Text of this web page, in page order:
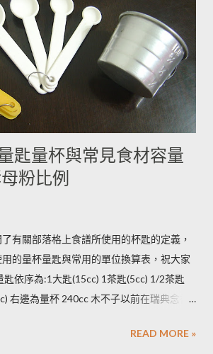
增，甚至到正常量(每100公克馬鈴薯含2~15
(書中提到的壓力環境下生長，木不子不是
義，歡迎有種植經驗的朋友分享。) ◆ 馬鈴
1. 放在陰暗角落避免受光線照射持續增加
箱冷藏，低溫冷藏儲存過的馬鈴薯，切開後
溫儲存的馬鈴薯嚴重。 2014/12/12修正，
廚藝 蔬果、香料、穀物》 P82~85的文字
段說法。自己的經驗是冰過的馬鈴薯煮完比
還找不到相關的原因。歡迎大家提供。 3.
理需求切塊或壓泥分裝，送入冷凍庫冷
馬鈴薯冷凍的過程，水分會與澱粉脫離，
鈴薯會出水，不同的馬鈴薯品種，出水程
選擇；冷凍庫的幸福生活提案一書提到：
改善馬鈴薯解凍後水水軟軟的狀態。木不
。 2014/12/12補充from Patty： 1.新鮮現
匙量杯與常見食材容量
粉比例
有關部落格上食譜所使用的杯匙的定義，
的量杯量匙與常用的單位換算表，祝大家
匙依序為:1大匙(15cc) 1茶匙(5cc) 1/2茶匙
右邊為量杯 240cc 木不子以前在瑞典念書
表 名稱 1 小匙 (1t) 1 大匙(1T) 1 杯(1cup)
READ MORE »